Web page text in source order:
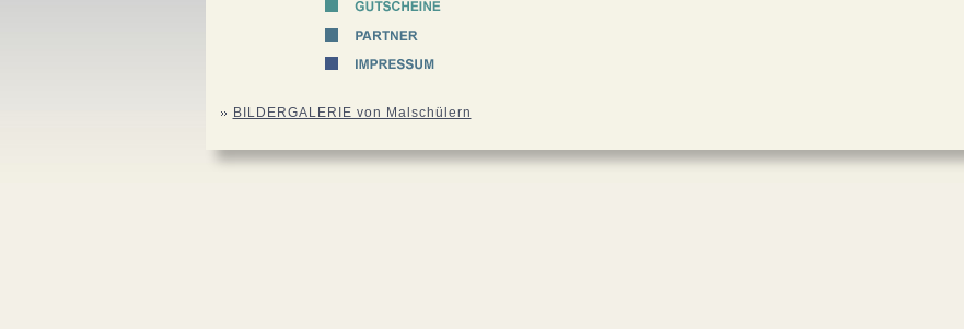
BILDERGALERIE von Malschülern